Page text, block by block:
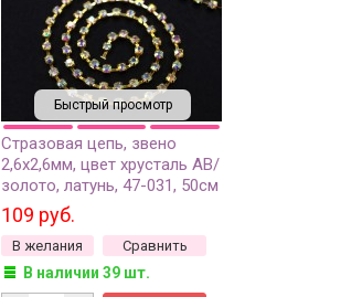
Быстрый просмотр
Стразовая цепь, звено
2,6х2,6мм, цвет хрусталь АВ/
золото, латунь, 47-031, 50см
(около 110 страз)
109 руб.
В желания Сравнить
В наличии 39 шт.